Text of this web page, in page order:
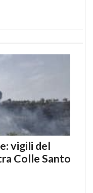
vigili del
Colle Santo